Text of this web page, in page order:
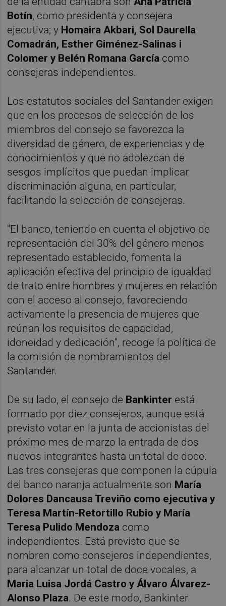
Botín, como presidenta y consejera
ejecutiva; y Homaira Akbari, Sol Daurella
Comadrán, Esther Giménez-Salinas i
Colomer y Belén Romana García como
consejeras independientes.
Los estatutos sociales del Santander exigen
que en los procesos de selección de los
miembros del consejo se favorezca la
diversidad de género, de experiencias y de
conocimientos y que no adolezcan de
sesgos implícitos que puedan implicar
discriminación alguna, en particular,
facilitando la selección de consejeras.
"El banco, teniendo en cuenta el objetivo de
representación del 30% del género menos
representado establecido, fomenta la
aplicación efectiva del principio de igualdad
de trato entre hombres y mujeres en relación
con el acceso al consejo, favoreciendo
activamente la presencia de mujeres que
reúnan los requisitos de capacidad,
idoneidad y dedicación", recoge la política de
la comisión de nombramientos del
Santander.
De su lado, el consejo de Bankinter está
formado por diez consejeros, aunque está
previsto votar en la junta de accionistas del
próximo mes de marzo la entrada de dos
nuevos integrantes hasta un total de doce.
Las tres consejeras que componen la cúpula
del banco naranja actualmente son María
Dolores Dancausa Treviño como ejecutiva y
Teresa Martín-Retortillo Rubio y María
Teresa Pulido Mendoza como
independientes. Está previsto que se
nombren como consejeros independientes,
para alcanzar un total de doce vocales, a
Maria Luisa Jordá Castro y Álvaro Álvarez-
Alonso Plaza. De este modo, Bankinter